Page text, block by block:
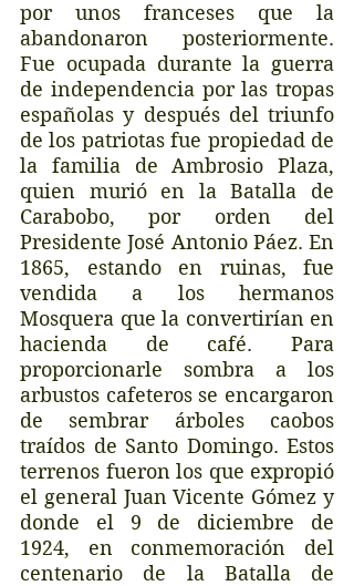
por unos franceses que la
abandonaron posteriormente.
Fue ocupada durante la guerra
de independencia por las tropas
españolas y después del triunfo
de los patriotas fue propiedad de
la familia de Ambrosio Plaza,
quien murió en la Batalla de
Carabobo, por orden del
Presidente José Antonio Páez. En
1865, estando en ruinas, fue
vendida a los hermanos
Mosquera que la convertirían en
hacienda de café. Para
proporcionarle sombra a los
arbustos cafeteros se encargaron
de sembrar árboles caobos
traídos de Santo Domingo. Estos
terrenos fueron los que expropió
el general Juan Vicente Gómez y
donde el 9 de diciembre de
1924, en conmemoración del
centenario de la Batalla de